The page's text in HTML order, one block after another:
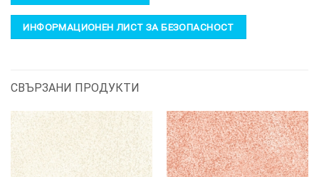
ИНФОРМАЦИОНЕН ЛИСТ ЗА БЕЗОПАСНОСТ
СВЪРЗАНИ ПРОДУКТИ